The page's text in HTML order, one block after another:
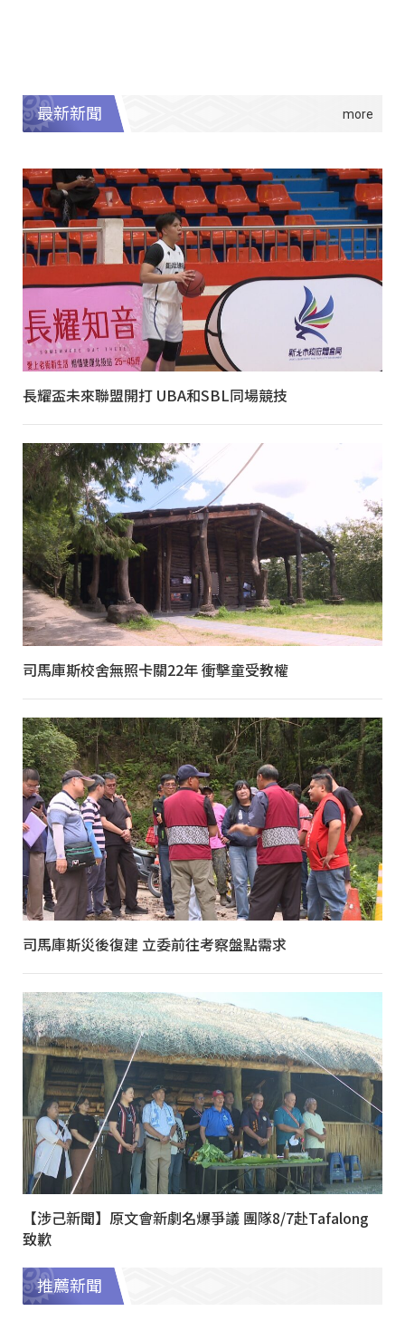
最新新聞
長耀盃未來聯盟開打 UBA和SBL同場競技
司馬庫斯校舍無照卡關22年 衝擊童受教權
司馬庫斯災後復建 立委前往考察盤點需求
【涉己新聞】原文會新劇名爆爭議 團隊8/7赴Tafalong
致歉
推薦新聞